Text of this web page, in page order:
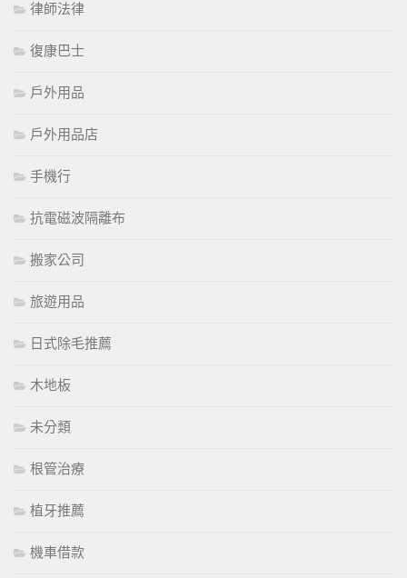
律師法律
復康巴士
戶外用品
戶外用品店
手機行
抗電磁波隔離布
搬家公司
旅遊用品
日式除毛推薦
木地板
未分類
根管治療
植牙推薦
機車借款